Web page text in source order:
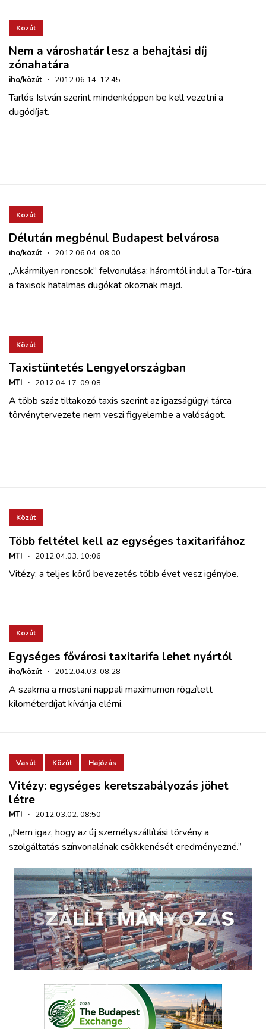
Közút
Nem a városhatár lesz a behajtási díj
zónahatára
iho/közút · 2012.06.14. 12:45
Tarlós István szerint mindenképpen be kell vezetni a
dugódíjat.
Közút
Délután megbénul Budapest belvárosa
iho/közút · 2012.06.04. 08:00
„Akármilyen roncsok” felvonulása: háromtól indul a Tor-túra,
a taxisok hatalmas dugókat okoznak majd.
Közút
Taxistüntetés Lengyelországban
MTI · 2012.04.17. 09:08
A több száz tiltakozó taxis szerint az igazságügyi tárca
törvénytervezete nem veszi figyelembe a valóságot.
Közút
Több feltétel kell az egységes taxitarifához
MTI · 2012.04.03. 10:06
Vitézy: a teljes körű bevezetés több évet vesz igénybe.
Közút
Egységes fővárosi taxitarifa lehet nyártól
iho/közút · 2012.04.03. 08:28
A szakma a mostani nappali maximumon rögzített
kilométerdíjat kívánja elérni.
Vasút Közút Hajózás
Vitézy: egységes keretszabályozás jöhet
létre
MTI · 2012.03.02. 08:50
„Nem igaz, hogy az új személyszállítási törvény a
szolgáltatás színvonalának csökkenését eredményezné.”